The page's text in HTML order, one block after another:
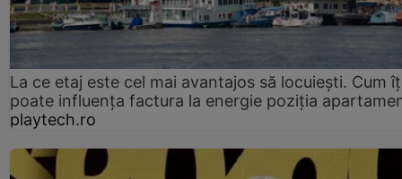
La ce etaj este cel mai avantajos să locuiești. Cum
poate influența factura la energie poziția
playtech.ro